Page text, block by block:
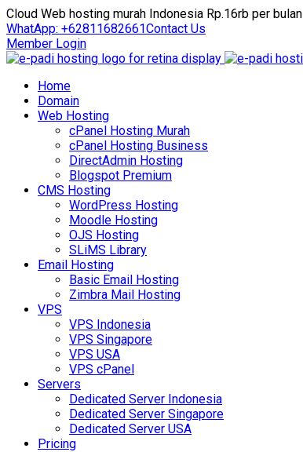
Cloud Web hosting murah Indonesia Rp.16rb per bulan
WhatApp: +62811682661Contact Us
Member Login
Home
Domain
Web Hosting
cPanel Hosting Murah
cPanel Hosting Business
DirectAdmin Hosting
Blogspot Premium
CMS Hosting
WordPress Hosting
Moodle Hosting
OJS Hosting
SLiMS Library
Email Hosting
Basic Email Hosting
Zimbra Mail Hosting
VPS
VPS Indonesia
VPS Singapore
VPS USA
VPS cPanel
Servers
Dedicated Server Indonesia
Dedicated Server Singapore
Dedicated Server USA
Pricing